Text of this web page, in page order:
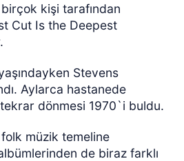
kişi tarafından
Cut Is the Deepest
Stevens
Aylarca hastanede
dönmesi 1970`i buldu.
folk müzik temeline
de biraz farklı